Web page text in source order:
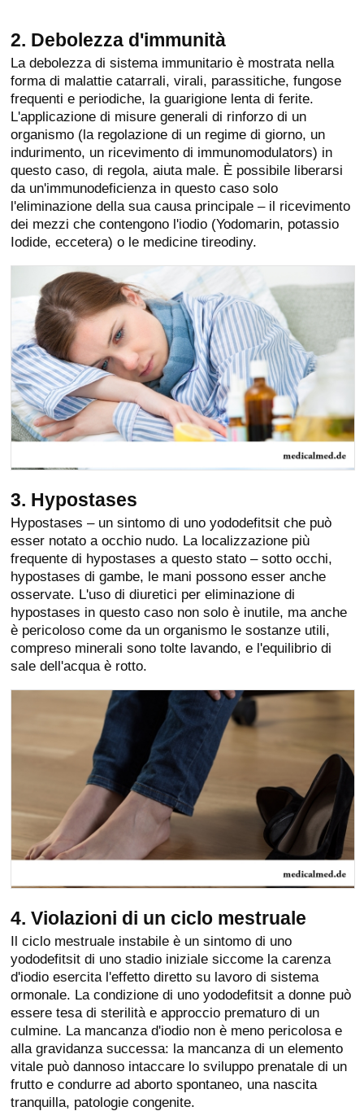
2. Debolezza d'immunità
La debolezza di sistema immunitario è mostrata nella
forma di malattie catarrali, virali, parassitiche, fungose
frequenti e periodiche, la guarigione lenta di ferite.
L'applicazione di misure generali di rinforzo di un
organismo (la regolazione di un regime di giorno, un
indurimento, un ricevimento di immunomodulators) in
questo caso, di regola, aiuta male. È possibile liberarsi
da un'immunodeficienza in questo caso solo
l'eliminazione della sua causa principale – il ricevimento
dei mezzi che contengono l'iodio (Yodomarin, potassio
Iodide, eccetera) o le medicine tireodiny.
3. Hypostases
Hypostases – un sintomo di uno yododefitsit che può
esser notato a occhio nudo. La localizzazione più
frequente di hypostases a questo stato – sotto occhi,
hypostases di gambe, le mani possono esser anche
osservate. L'uso di diuretici per eliminazione di
hypostases in questo caso non solo è inutile, ma anche
è pericoloso come da un organismo le sostanze utili,
compreso minerali sono tolte lavando, e l'equilibrio di
sale dell'acqua è rotto.
4. Violazioni di un ciclo mestruale
Il ciclo mestruale instabile è un sintomo di uno
yododefitsit di uno stadio iniziale siccome la carenza
d'iodio esercita l'effetto diretto su lavoro di sistema
ormonale. La condizione di uno yododefitsit a donne può
essere tesa di sterilità e approccio prematuro di un
culmine. La mancanza d'iodio non è meno pericolosa e
alla gravidanza successa: la mancanza di un elemento
vitale può dannoso intaccare lo sviluppo prenatale di un
frutto e condurre ad aborto spontaneo, una nascita
tranquilla, patologie congenite.